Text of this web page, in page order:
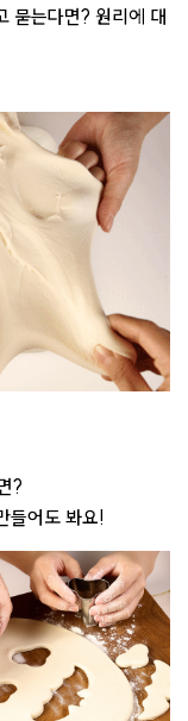
묻는다면? 원리에 대
?
들어도 봐요!